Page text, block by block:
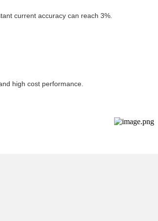
current accuracy can reach 3%.
high cost performance.